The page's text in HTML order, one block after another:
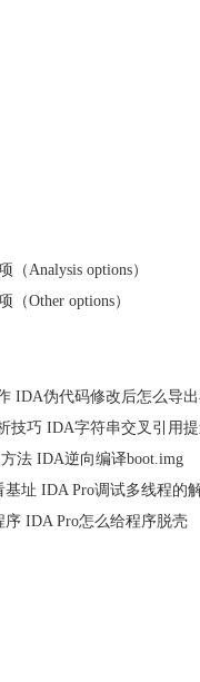
（Analysis options）
（Other options）
IDA伪代码修改后怎么导
技巧 IDA字符串交叉引用
法 IDA逆向编译boot.img
址 IDA Pro调试多线程的
IDA Pro怎么给程序脱壳